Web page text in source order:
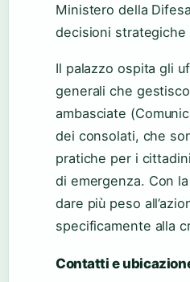
Ministero della
decisioni strategiche
Il palazzo ospita gli
generali che
ambasciate
dei consolati, che
pratiche per i
di emergenza. Con
dare più peso
specificamente alla
Contatti e